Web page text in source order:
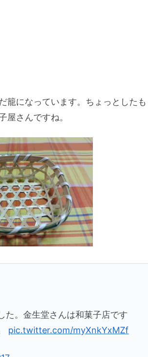
籠になっています。ちょっとしたも
屋さんですね。
た。金生堂さんは和菓子店です
pic.twitter.com/myXnkYxMZf